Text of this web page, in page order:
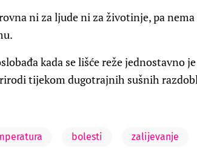
ni za ljude ni za životinje, pa nema
kada se lišće reže jednostavno
tijekom dugotrajnih sušnih
bolesti zalijevanje